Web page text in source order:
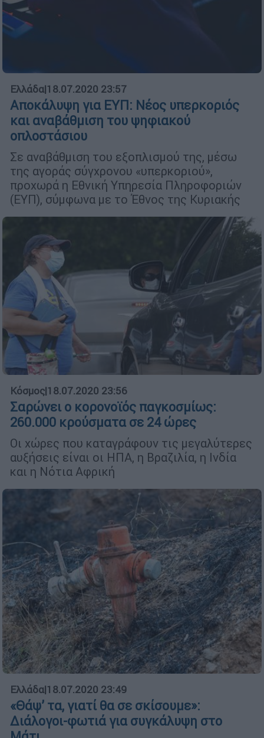
Ελλάδα|18.07.2020 23:57
Αποκάλυψη για ΕΥΠ: Νέος υπερκοριός
και αναβάθμιση του ψηφιακού
οπλοστάσιου
Σε αναβάθµιση του εξοπλισµού της, µέσω
της αγοράς σύγχρονου «υπερκοριού»,
προχωρά η Εθνική Υπηρεσία Πληροφοριών
(ΕΥΠ), σύμφωνα με το Έθνος της Κυριακής
Κόσμος|18.07.2020 23:56
Σαρώνει ο κορονοϊός παγκοσμίως:
260.000 κρούσματα σε 24 ώρες
Οι χώρες που καταγράφουν τις μεγαλύτερες
αυξήσεις είναι οι ΗΠΑ, η Βραζιλία, η Ινδία
και η Νότια Αφρική
Ελλάδα|18.07.2020 23:49
«Θάψ’ τα, γιατί θα σε σκίσουμε»:
Διάλογοι-φωτιά για συγκάλυψη στο